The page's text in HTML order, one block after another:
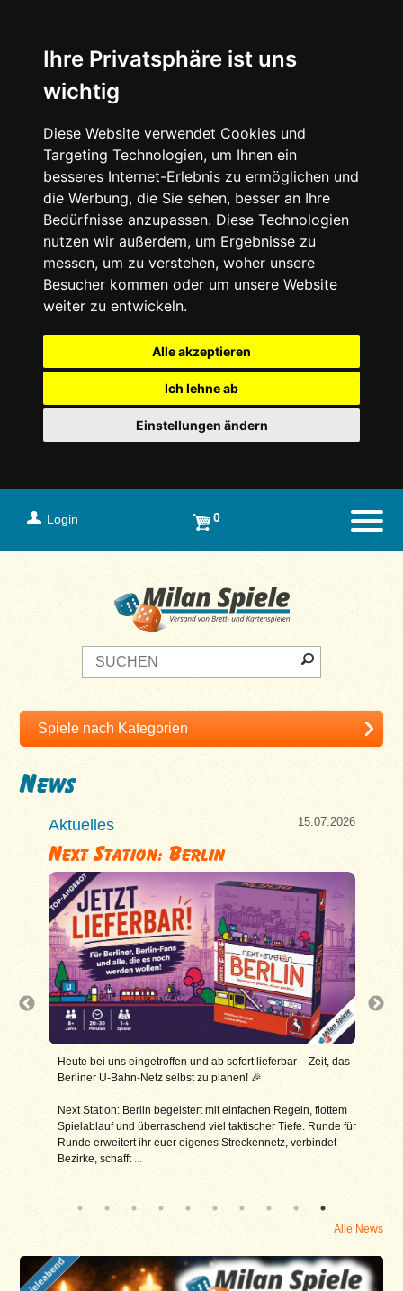
Ihre Privatsphäre ist uns
wichtig
Diese Website verwendet Cookies und
Targeting Technologien, um Ihnen ein
besseres Internet-Erlebnis zu ermöglichen und
die Werbung, die Sie sehen, besser an Ihre
Bedürfnisse anzupassen. Diese Technologien
nutzen wir außerdem, um Ergebnisse zu
messen, um zu verstehen, woher unsere
Besucher kommen oder um unsere Website
weiter zu entwickeln.
Alle akzeptieren
Ich lehne ab
Einstellungen ändern
Login 0
News
Aktuelles 15.07.2026
Next Station: Berlin
Heute bei uns eingetroffen und ab sofort lieferbar – Zeit, das
Berliner U-Bahn-Netz selbst zu planen! 🎉
Next Station: Berlin begeistert mit einfachen Regeln, flottem
Spielablauf und überraschend viel taktischer Tiefe. Runde für
Runde erweitert ihr euer eigenes Streckennetz, verbindet
Bezirke, schafft
Alle News